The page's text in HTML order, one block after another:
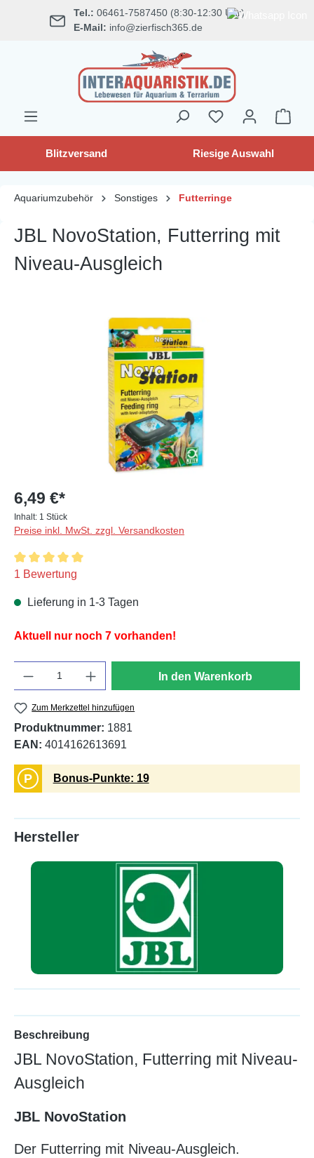
springen Tel.: 06461-7587450 (8:30-12:30 Uhr)
E-Mail: info@zierfisch365.de
Blitzversand Riesige Auswahl
Aquariumzubehör Sonstiges Futterringe
JBL NovoStation, Futterring mit
Niveau-Ausgleich
Bildergalerie überspringen
6,49 €*
Inhalt: 1 Stück
Preise inkl. MwSt. zzgl. Versandkosten
Durchschnittliche Bewertung von 5 von 5 Sternen
1 Bewertung
Lieferung in 1-3 Tagen
Aktuell nur noch 7 vorhanden!
In den Warenkorb
Zum Merkzettel hinzufügen
Produktnummer: 1881
EAN: 4014162613691
P Bonus-Punkte: 19
Hersteller
Beschreibung
JBL NovoStation, Futterring mit Niveau-
Ausgleich
JBL NovoStation
Der Futterring mit Niveau-Ausgleich.